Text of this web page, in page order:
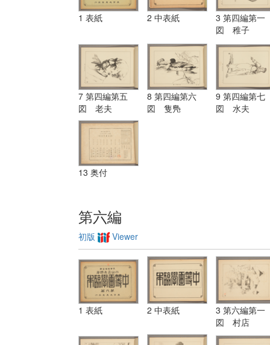
1 表紙 2 中表紙
3 第四編第一
図 稚子
7 第四編第五
図 老夫
8 第四編第六
図 隻鳬
9 第四編第七
図 水夫
13 奥付
第六編
初版 Viewer
1 表紙 2 中表紙
3 第六編第一
図 村店